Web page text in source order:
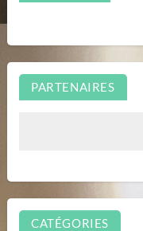
PARTENAIRES
CATÉGORIES